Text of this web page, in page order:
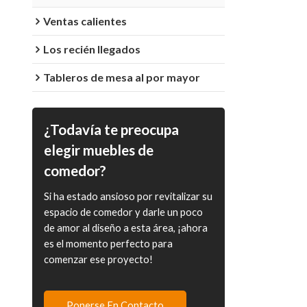
Ventas calientes
Los recién llegados
Tableros de mesa al por mayor
¿Todavía te preocupa
elegir muebles de
comedor?
Si ha estado ansioso por revitalizar su
espacio de comedor y darle un poco
de amor al diseño a esta área, ¡ahora
es el momento perfecto para
comenzar ese proyecto!